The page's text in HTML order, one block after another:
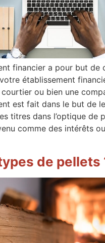
financier a pour but de
établissement
ou bien une
est fait dans le but de
titres dans l’optique de
comme des intérêts
de pellets